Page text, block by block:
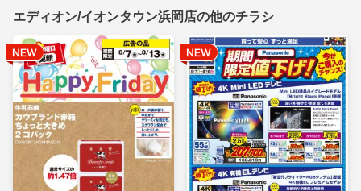
エディオン/イオンタウン浜岡店の他のチラシ